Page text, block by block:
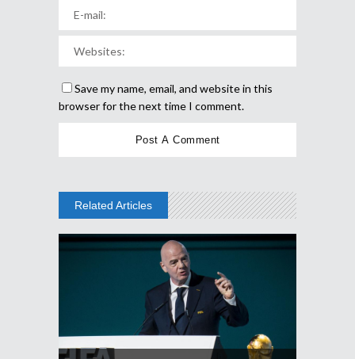
Save my name, email, and website in this
browser for the next time I comment.
Related Articles